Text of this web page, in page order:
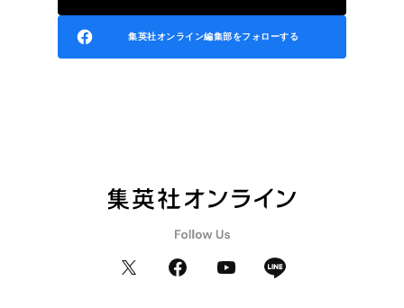
集英社オンライン編集部をフォローする